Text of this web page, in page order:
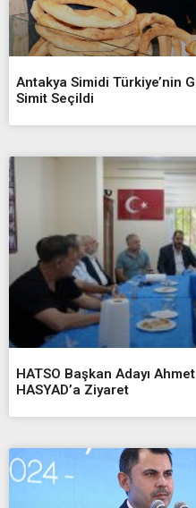
Antakya Simidi Türkiye’nin
Simit Seçildi
HATSO Başkan Adayı
HASYAD’a Ziyaret